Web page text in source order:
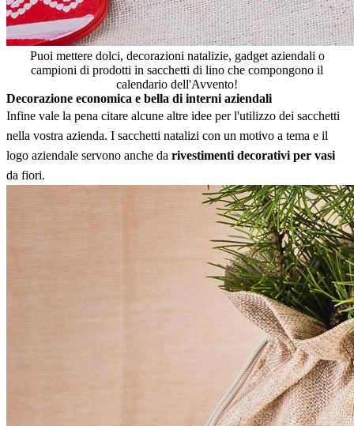
Puoi mettere dolci, decorazioni natalizie, gadget aziendali o
campioni di prodotti in sacchetti di lino che compongono il
calendario dell'Avvento!
Decorazione economica e bella di interni aziendali
Infine vale la pena citare alcune altre idee per l'utilizzo dei sacchetti
nella vostra azienda. I sacchetti natalizi con un motivo a tema e il
logo aziendale servono anche da rivestimenti decorativi per vasi
da fiori.